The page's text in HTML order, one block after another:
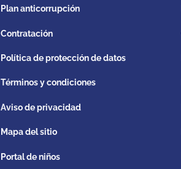
Plan anticorrupción
Contratación
Política de protección de datos
Términos y condiciones
Aviso de privacidad
Mapa del sitio
Portal de niños